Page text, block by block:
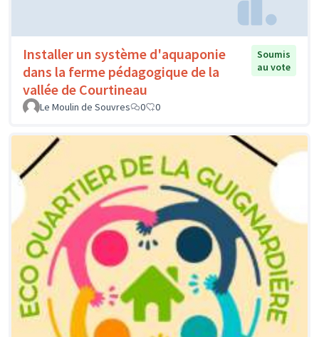
Installer un système d'aquaponie
dans la ferme pédagogique de la
vallée de Courtineau
Soumis
au vote
Le Moulin de Souvres 0 0